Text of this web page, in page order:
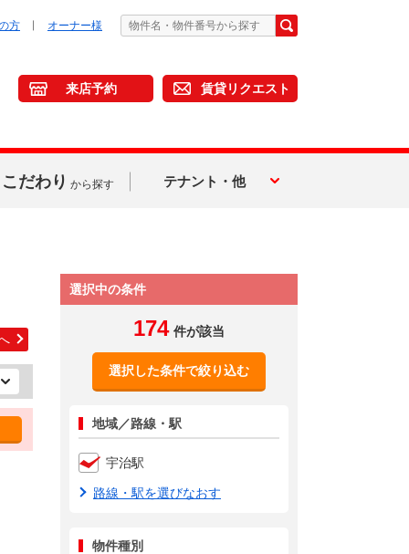
方 オーナー様
来店予約 賃貸リクエスト
こだわり から探す テナント・他
選択中の条件
174 件が該当
選択した条件で絞り込む
地域／路線・駅
宇治駅
路線・駅を選びなおす
物件種別